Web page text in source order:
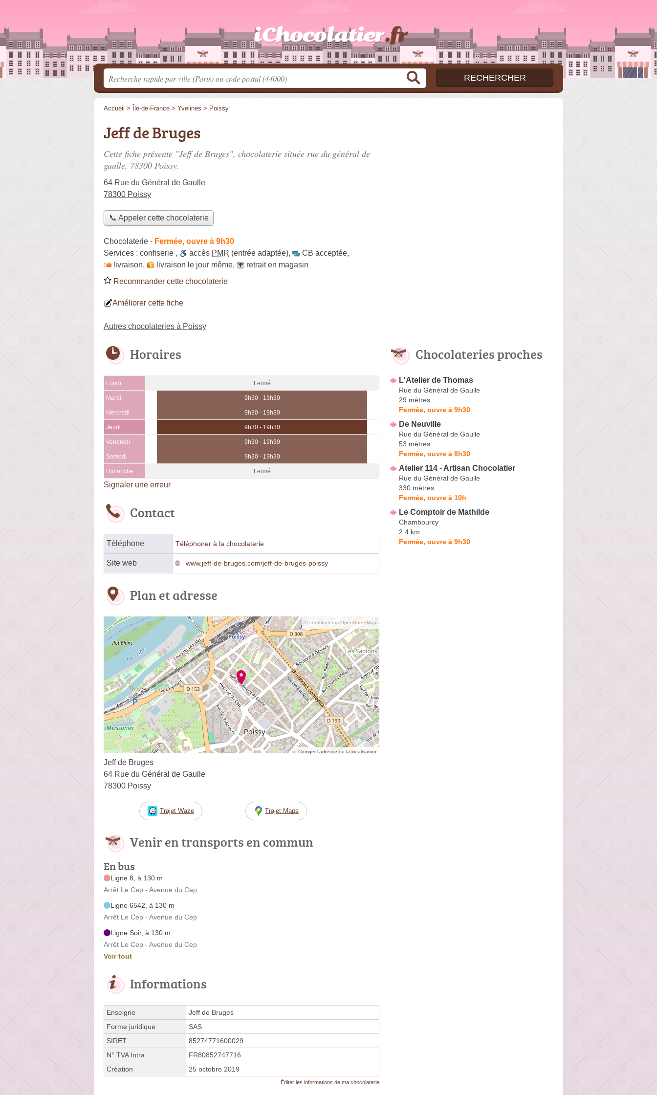
Accueil > Île-de-France > Yvelines > Poissy
Jeff de Bruges
Cette fiche présente "Jeff de Bruges", chocolaterie située rue du général de
gaulle, 78300 Poissy.
64 Rue du Général de Gaulle
78300 Poissy
📞 Appeler cette chocolaterie
Chocolaterie - Fermée, ouvre à 9h30
Services : confiserie , accès PMR (entrée adaptée), CB acceptée,
livraison, livraison le jour même,
retrait en magasin
Recommander cette chocolaterie
Améliorer cette fiche
Autres chocolateries à Poissy
Horaires
Lundi Fermé
Mardi 9h30 - 19h30
Mercredi 9h30 - 19h30
Jeudi 9h30 - 19h30
Vendredi 9h30 - 19h30
Samedi 9h30 - 19h30
Dimanche Fermé
Signaler une erreur
Contact
Téléphone Téléphoner à la chocolaterie
Site web www.jeff-de-bruges.com/jeff-de-bruges-poissy
Plan et adresse
© contributeurs OpenStreetMap
Corriger l’adresse ou la localisation
Jeff de Bruges
64 Rue du Général de Gaulle
78300 Poissy
Trajet Waze Trajet Maps
Venir en transports en commun
En bus
Ligne 8, à 130 m
Arrêt Le Cep - Avenue du Cep
Ligne 6542, à 130 m
Arrêt Le Cep - Avenue du Cep
Ligne Soir, à 130 m
Arrêt Le Cep - Avenue du Cep
Voir tout
Informations
Enseigne
Jeff de Bruges
Forme juridique
SAS
SIRET
85274771600029
N° TVA Intra.
FR80852747716
Création
25 octobre 2019
Éditer les informations de ma chocolaterie
Chocolateries proches
L'Atelier de Thomas
Rue du Général de Gaulle
29 mètres
Fermée, ouvre à 9h30
De Neuville
Rue du Général de Gaulle
53 mètres
Fermée, ouvre à 8h30
Atelier 114 - Artisan Chocolatier
Rue du Général de Gaulle
330 mètres
Fermée, ouvre à 10h
Le Comptoir de Mathilde
Chambourcy
2.4 km
Fermée, ouvre à 9h30